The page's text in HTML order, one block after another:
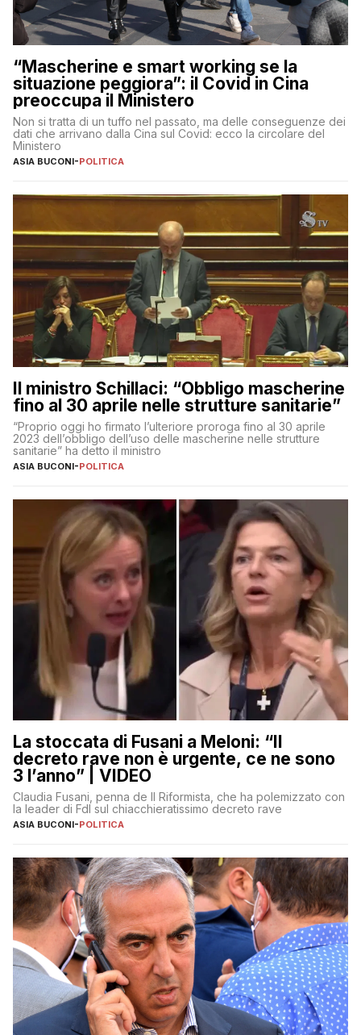
“Mascherine e smart working se la
situazione peggiora”: il Covid in Cina
preoccupa il Ministero
Non si tratta di un tuffo nel passato, ma delle conseguenze dei
dati che arrivano dalla Cina sul Covid: ecco la circolare del
Ministero
ASIA BUCONI-POLITICA
Il ministro Schillaci: “Obbligo mascherine
fino al 30 aprile nelle strutture sanitarie”
“Proprio oggi ho firmato l’ulteriore proroga fino al 30 aprile
2023 dell’obbligo dell’uso delle mascherine nelle strutture
sanitarie” ha detto il ministro
ASIA BUCONI-POLITICA
La stoccata di Fusani a Meloni: “Il
decreto rave non è urgente, ce ne sono
3 l’anno” | VIDEO
Claudia Fusani, penna de Il Riformista, che ha polemizzato con
la leader di FdI sul chiacchieratissimo decreto rave
ASIA BUCONI-POLITICA